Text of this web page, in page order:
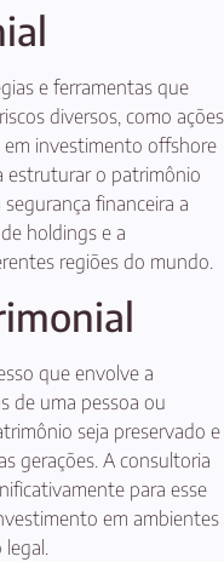
e ferramentas que
diversos, como ações
em investimento offshore
estruturar o patrimônio
financeira a
holdings e a
regiões do mundo.
que envolve a
de uma pessoa ou
seja preservado e
gerações. A consultoria
para esse
em ambientes
legal.